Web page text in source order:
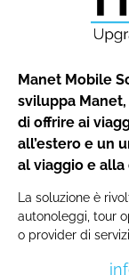
Manet Mobile
sviluppa
di offrire ai
all’estero e un
al viaggio e alla
La soluzione è
autonoleggi, tour
o provider di